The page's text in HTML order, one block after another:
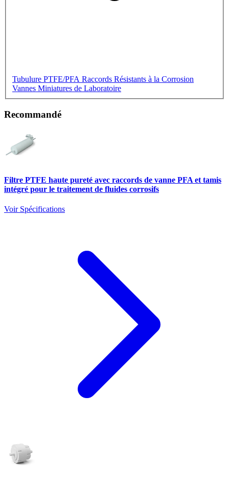
Tubulure PTFE/PFA Raccords Résistants à la Corrosion
Vannes Miniatures de Laboratoire
Recommandé
Filtre PTFE haute pureté avec raccords de vanne PFA et tamis
intégré pour le traitement de fluides corrosifs
Voir Spécifications